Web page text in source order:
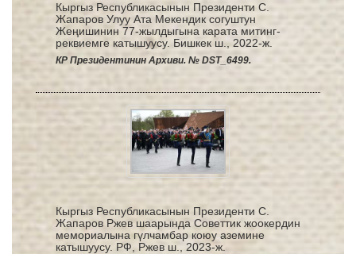
Кыргыз Республикасынын Президенти С.
Жапаров Улуу Ата Мекендик согуштун
Жеңишинин 77-жылдыгына карата митинг-
реквиемге катышуусу. Бишкек ш., 2022-ж.
КР Президентинин Архиви. № DST_6499.
Кыргыз Республикасынын Президенти С.
Жапаров Ржев шаарында Советтик жоокердин
мемориалына гүлчамбар коюу аземине
катышуусу. РФ, Ржев ш., 2023-ж.